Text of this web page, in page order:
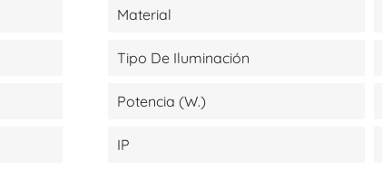
Material
Tipo De Iluminación
Potencia (W.)
IP